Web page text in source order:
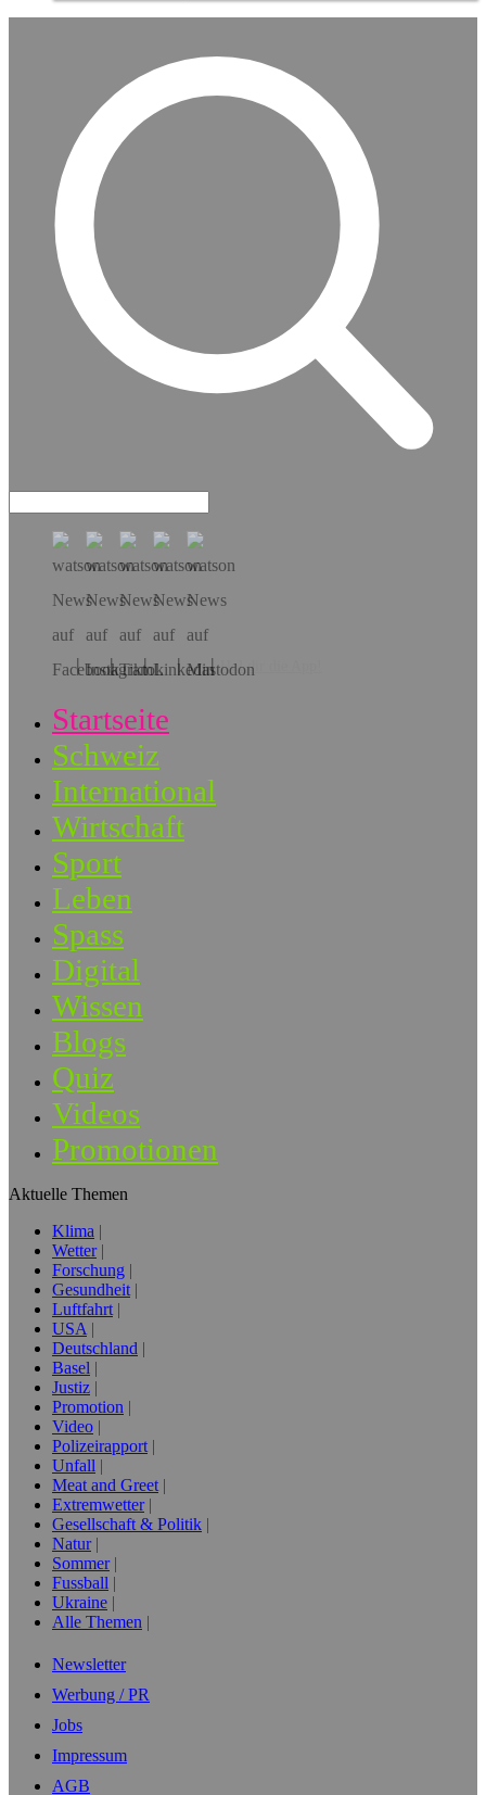
Hol dir die App!
Startseite
Schweiz
International
Wirtschaft
Sport
Leben
Spass
Digital
Wissen
Blogs
Quiz
Videos
Promotionen
Aktuelle Themen
Klima
Wetter
Forschung
Gesundheit
Luftfahrt
USA
Deutschland
Basel
Justiz
Promotion
Video
Polizeirapport
Unfall
Meat and Greet
Extremwetter
Gesellschaft & Politik
Natur
Sommer
Fussball
Ukraine
Alle Themen
Newsletter
Werbung / PR
Jobs
Impressum
AGB